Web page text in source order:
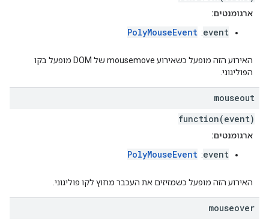
ארגומנטים:
event
:
PolyMouseEvent
האירוע הזה מופעל כשאירוע mousemove של DOM מופעל בקו
הפוליגוני.
mouseout
function(event)
ארגומנטים:
event
:
PolyMouseEvent
האירוע הזה מופעל כשמזיזים את העכבר מחוץ לקו פוליגוני.
mouseover